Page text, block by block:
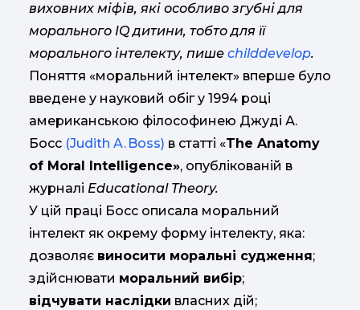
виховних міфів, які особливо згубні для
морального IQ дитини, тобто для її
морального інтелекту, пише childdevelop.
Поняття «моральний інтелект» вперше було
введене у науковий обіг у 1994 році
американською філософинею Джуді А.
Босс (Judith A. Boss) в статті «The Anatomy
of Moral Intelligence», опублікованій в
журналі Educational Theory.
У цій праці Босс описала моральний
інтелект як окрему форму інтелекту, яка:
дозволяє виносити моральні судження;
здійснювати моральний вибір;
відчувати наслідки власних дій;